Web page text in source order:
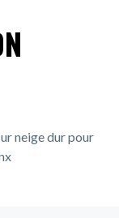
neige dur pour